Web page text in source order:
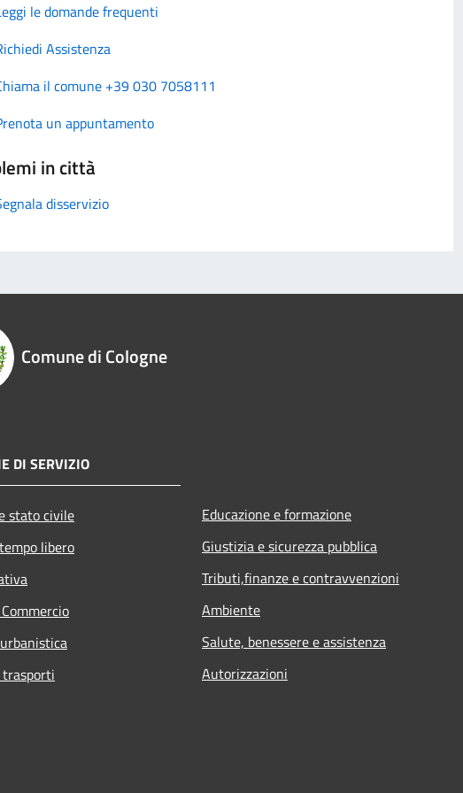
le domande frequenti
Assistenza
il comune +39 030 7058111
un appuntamento
in città
disservizio
Comune di Cologne
DI SERVIZIO
stato civile
libero
Educazione e formazione
Giustizia e sicurezza pubblica
Tributi,finanze e contravvenzioni
Ambiente
Salute, benessere e assistenza
Autorizzazioni